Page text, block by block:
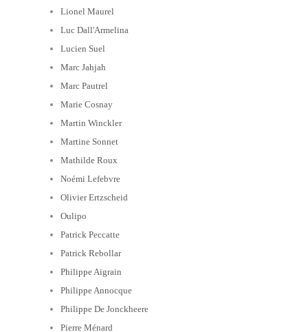
Lionel Maurel
Luc Dall'Armelina
Lucien Suel
Marc Jahjah
Marc Pautrel
Marie Cosnay
Martin Winckler
Martine Sonnet
Mathilde Roux
Noémi Lefebvre
Olivier Ertzscheid
Oulipo
Patrick Peccatte
Patrick Rebollar
Philippe Aigrain
Philippe Annocque
Philippe De Jonckheere
Pierre Ménard